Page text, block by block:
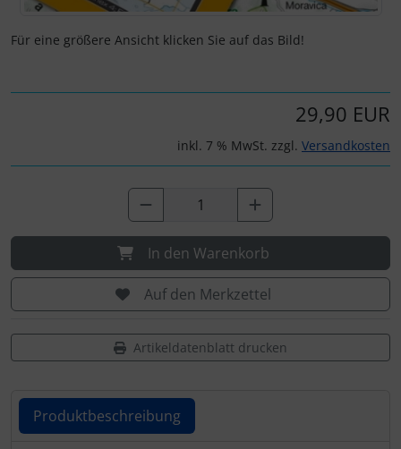
Für eine größere Ansicht klicken Sie auf das Bild!
29,90 EUR
inkl. 7 % MwSt. zzgl. Versandkosten
In den Warenkorb
Auf den Merkzettel
Artikeldatenblatt drucken
Produktbeschreibung
Instrumente
Mückenputzer
Reifen, Schläuche und Co.
Sauerstoff, Gas und Feuer
Schläuche, Verbinder....
Schutztaschen Interieur
Schlüsselanhänger
Schmuck
3D Reliefkarten